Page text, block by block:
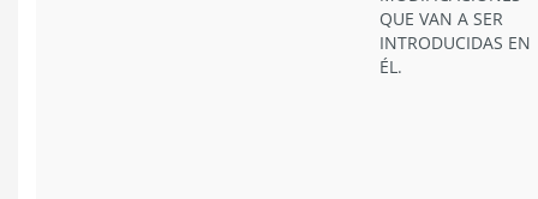
QUE VAN A SER
INTRODUCIDAS EN
ÉL.